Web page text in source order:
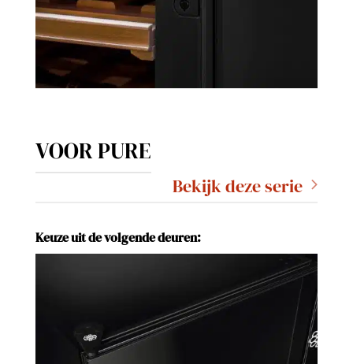
VOOR PURE
Bekijk deze serie
Keuze uit de volgende deuren: